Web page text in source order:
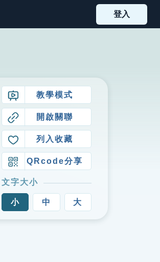
登入
教學模式
開啟關聯
列入收藏
QRcode分享
文字大小
小 中 大